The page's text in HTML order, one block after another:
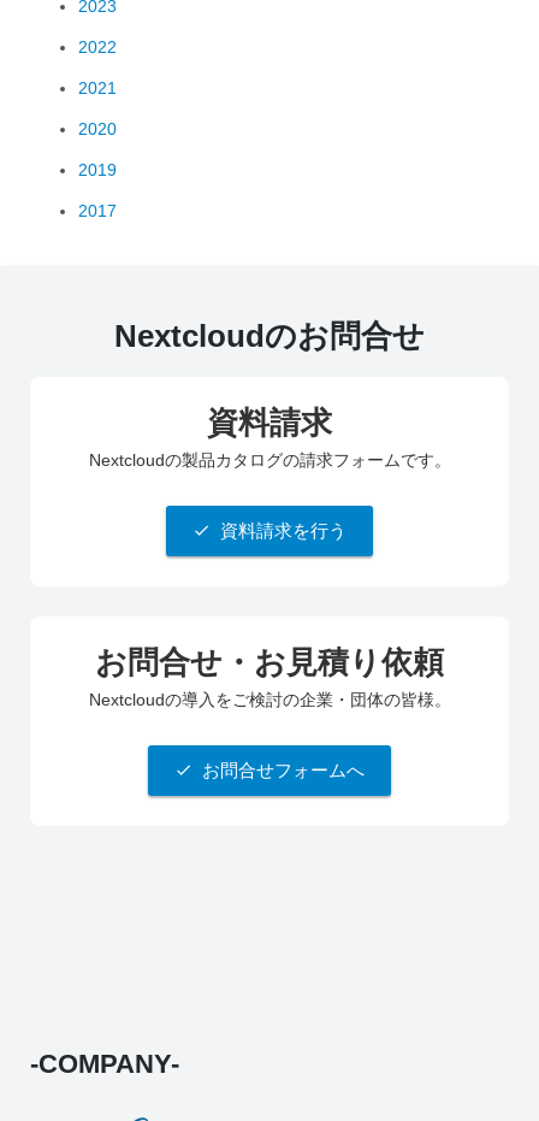
2023
2022
2021
2020
2019
2017
Nextcloudのお問合せ
資料請求
Nextcloudの製品カタログの請求フォームです。
資料請求を行う
お問合せ・お見積り依頼
Nextcloudの導入をご検討の企業・団体の皆様。
お問合せフォームへ
-COMPANY-